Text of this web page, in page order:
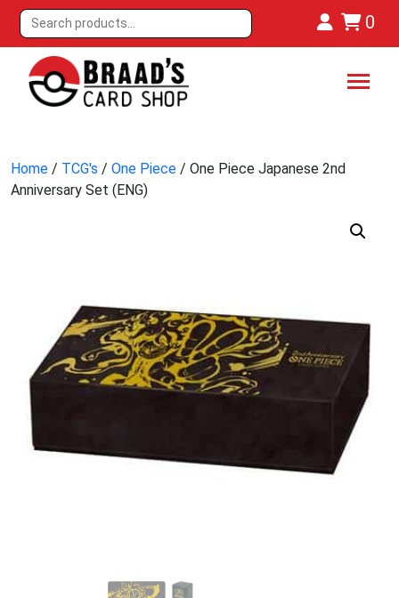
0
Home / TCG's / One Piece / One Piece Japanese 2nd
Anniversary Set (ENG)